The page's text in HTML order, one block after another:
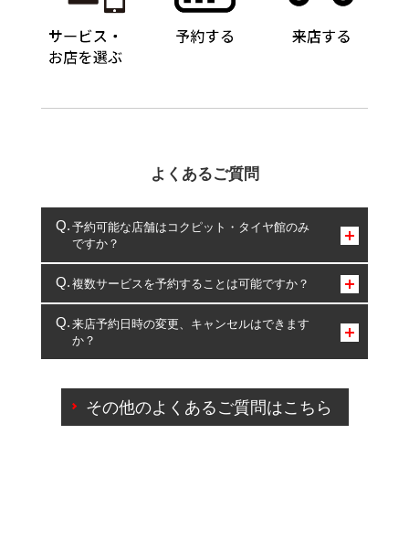
よくあるご質問
予約可能な店舗はコクピット・タイヤ館のみ
ですか？
コクピット・タイヤ館のみとなります。
複数サービスを予約することは可能ですか？
複数サービスのご予約は可能です。
一部の商品・サービスの組み合わせに限り、同時にご予約が
出来ないものもございます。
来店予約日時の変更、キャンセルはできます
か？
ご来店予約日の3営業日前を過ぎている場合のご予約
の日時変更につきましては、直接ご予約の店舗まで
その他のよくあるご質問はこちら